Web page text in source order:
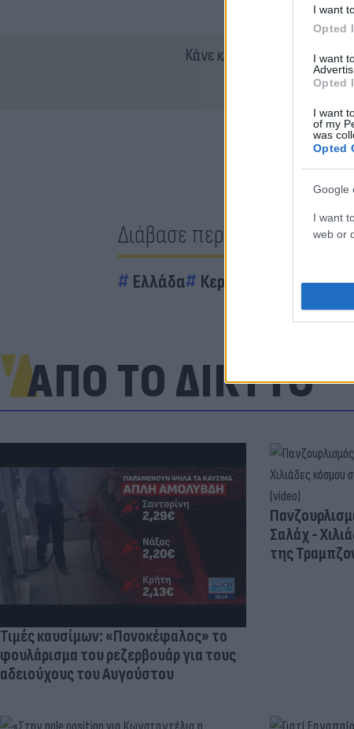
I want
Opted
I want
Opted
I want
of my
was
Opted
Google
I want
web or
Κάνε κλικ και δες
Διάβασε περισσότερα
Ελλάδα Κερατέα
ΑΠΟ ΤΟ ΔΙΚΤΥΟ
Τιμές καυσίμων: «Πονοκέφαλος» το
φουλάρισμα του ρεζερβουάρ για τους
αδειούχους του Αυγούστου
Σαλάχ -
της